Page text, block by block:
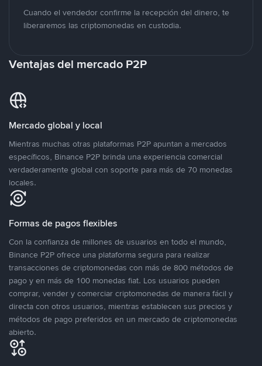
Cuando el vendedor confirme la recepción del dinero, te
liberaremos las criptomonedas en custodia.
Ventajas del mercado P2P
Mercado global y local
Mientras muchas otras plataformas P2P apuntan a mercados
específicos, Binance P2P brinda una experiencia comercial
verdaderamente global con soporte para más de 70 monedas
locales.
Formas de pagos flexibles
Con la confianza de millones de usuarios en todo el mundo,
Binance P2P ofrece una plataforma segura para realizar
transacciones de criptomonedas con más de 800 métodos de
pago y en más de 100 monedas fiat. Los usuarios pueden
comprar, vender y comerciar criptomonedas de manera fácil y
directa con otros usuarios, mientras establecen sus precios y
métodos de pago preferidos en un mercado de criptomonedas
abierto.